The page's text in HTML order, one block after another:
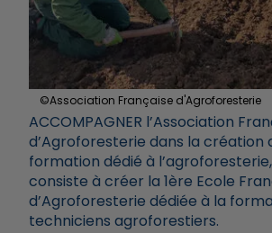
©Association Française d'Agroforesterie️
ACCOMPAGNER l’Association
d’Agroforesterie dans la création
formation dédié à
consiste à créer la 1ère Ecole
d’Agroforesterie dédiée à la
techniciens agroforestiers.